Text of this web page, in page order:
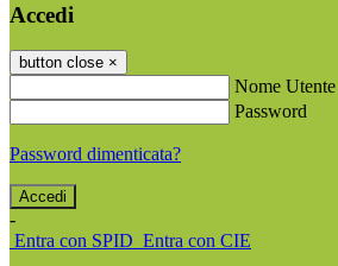
Accedi
button close ×
Nome Utente
Password
Password dimenticata?
-
Entra con SPID Entra con CIE